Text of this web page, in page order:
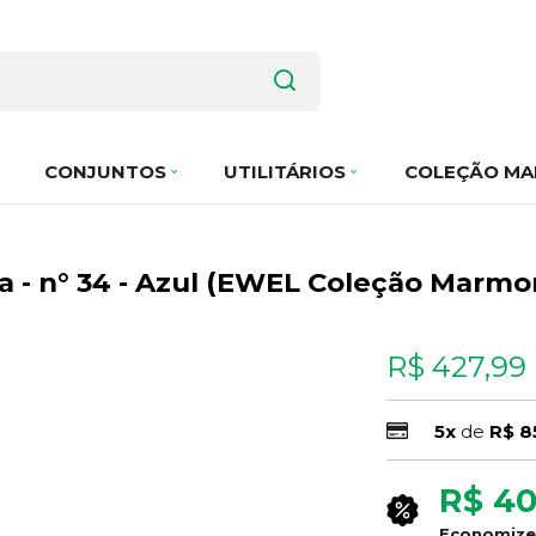
CONJUNTOS UTILITÁRIOS COLEÇÃO
n° 34 - Azul (EWEL Coleção
R$ 427,99
5x de R$
R$